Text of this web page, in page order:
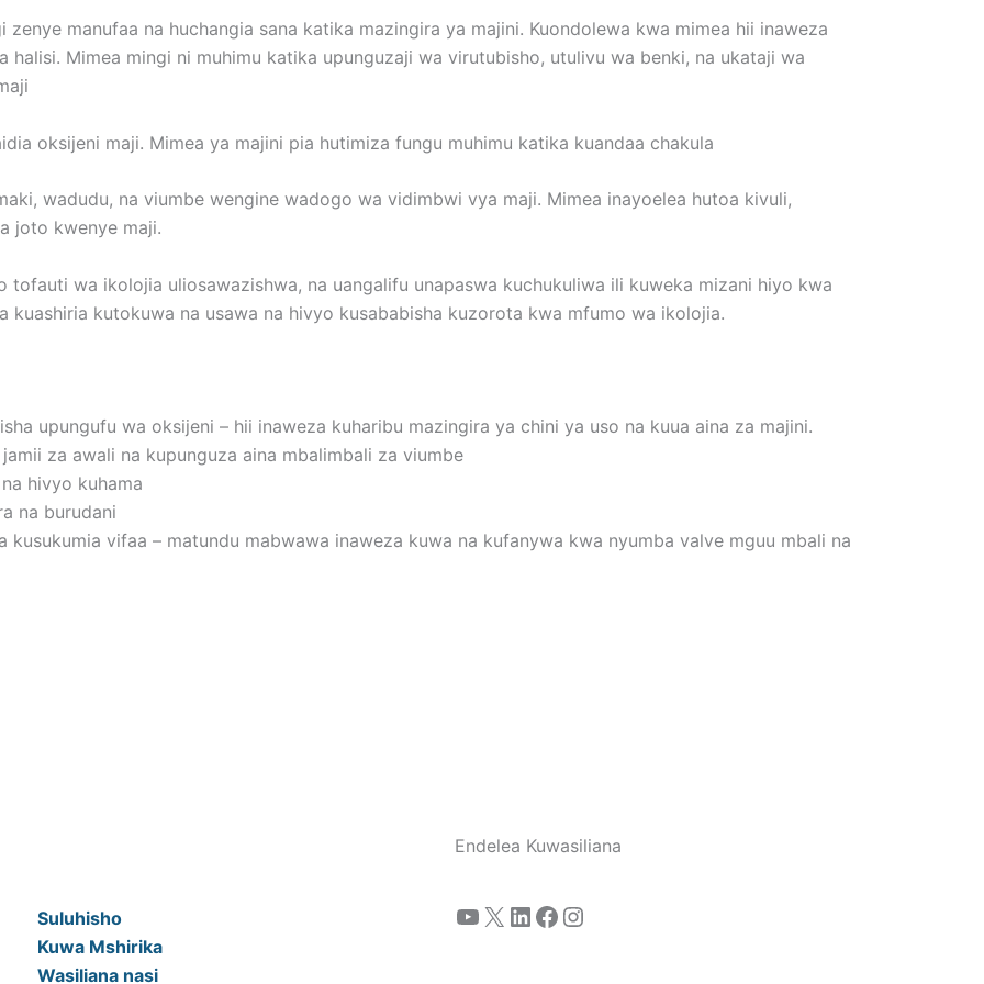
manufaa na huchangia sana katika mazingira ya majini. Kuondolewa kwa mimea hii inaweza
Mimea mingi ni muhimu katika upunguzaji wa virutubisho, utulivu wa benki, na ukataji wa
oksijeni maji. Mimea ya majini pia hutimiza fungu muhimu katika kuandaa chakula
wadudu, na viumbe wengine wadogo wa vidimbwi vya maji. Mimea inayoelea hutoa kivuli,
joto kwenye maji.
tofauti wa ikolojia uliosawazishwa, na uangalifu unapaswa kuchukuliwa ili kuweka mizani hiyo kwa
kuashiria kutokuwa na usawa na hivyo kusababisha kuzorota kwa mfumo wa ikolojia.
upungufu wa oksijeni – hii inaweza kuharibu mazingira ya chini ya uso na kuua aina za majini.
za awali na kupunguza aina mbalimbali za viumbe
hivyo kuhama
na burudani
kusukumia vifaa – matundu mabwawa inaweza kuwa na kufanywa kwa nyumba valve mguu mbali na
Endelea Kuwasiliana
Suluhisho
Kuwa Mshirika
Wasiliana nasi
YouTube X LinkedIn Facebook Instagram